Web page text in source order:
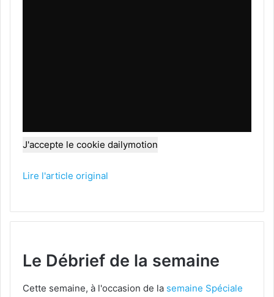
J'accepte le cookie dailymotion
Lire l'article original
Le Débrief de la semaine
Cette semaine, à l'occasion de la semaine Spéciale